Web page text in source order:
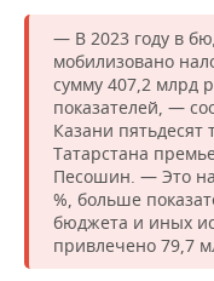
БИЗНЕС-БРАНЧИ
ONLINE-
ОТКРЫТАЯ ЛЕКЦИЯ
ФУТБОЛ
ХОККЕЙ
БАСКЕТБОЛ
ВОЛЕЙБОЛ
КИБЕРСПОРТ
НОВОСТИ
ВЛАСТЬ
ИНФРАСТРУКТУРА
ИСТОРИЯ
КУЛЬТУРА
ФОТОГАЛЕРЕЯ
СЮЖЕТЫ
СПРАВОЧНИК
СПИСОК ПЕРСОН
СПИСОК
ПОЛНАЯ ВЕРСИЯ
— В 2023 году в
мобилизовано
сумму 407,2 млрд
показателей, —
Казани пятьдесят
Татарстана
Песошин. — Это
%, больше
бюджета и иных
привлечено 79,7